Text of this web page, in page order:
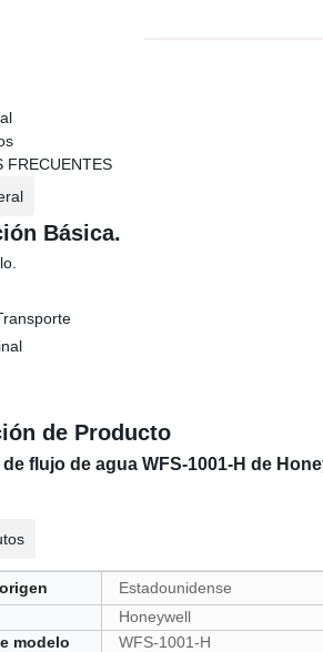
FRECUENTES
Básica.
de Producto
de flujo de agua WFS-1001-H de
Estadounidense
Honeywell
modelo
WFS-1001-H